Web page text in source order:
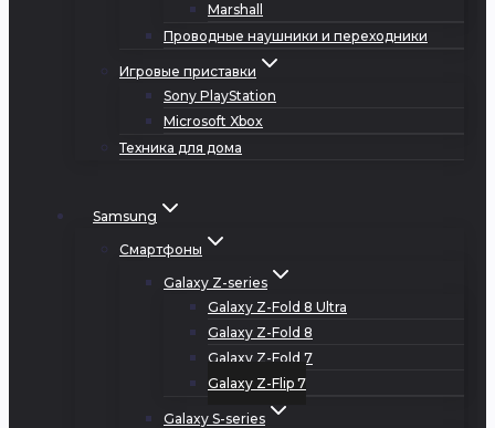
Marshall
Проводные наушники и переходники
Игровые приставки
Sony PlayStation
Microsoft Xbox
Техника для дома
Samsung
Смартфоны
Galaxy Z-series
Galaxy Z-Fold 8 Ultra
Galaxy Z-Fold 8
Galaxy Z-Fold 7
Galaxy Z-Flip 7
Galaxy S-series